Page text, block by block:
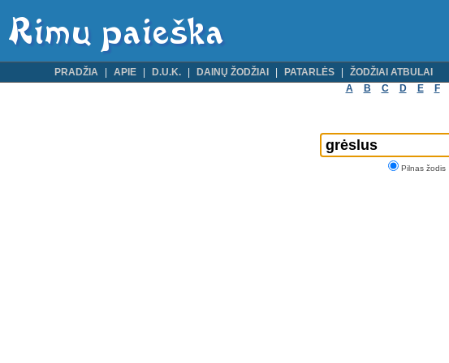
PRADŽIA APIE D.U.K. DAINŲ ŽODŽIAI PATARLĖS
ŽODŽIAI ATBULAI
A
B C D E F
Pilnas žodis